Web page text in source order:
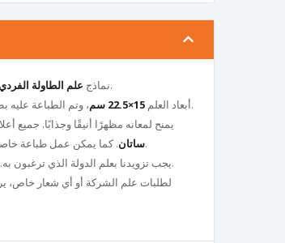
نماذج علم الطاولة
.
أبعاد العلم 15×22.5 سم ، وتم الطباعة عليه
.
يمنح لمعانه مظهرًا أنيقًا وجذابًا.
ساتان. كما يمكن عمل طباعة خاصة حسب الطلب مثل شعار الشركة أو أي تصميم مخصص.
يجب تزويدنا بعلم الدولة الذي.